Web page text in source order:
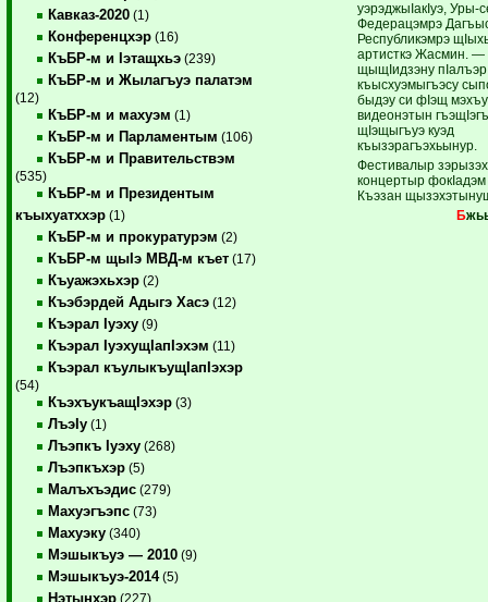
Кавказ-2020 (1)
Конференцхэр (16)
КъБР-м и Iэтащхьэ (239)
КъБР-м и Жылагъуэ палатэм
(12)
КъБР-м и махуэм (1)
КъБР-м и Парламентым (106)
КъБР-м и Правительствэм
(535)
КъБР-м и Президентым
къыхуатххэр (1)
КъБР-м и прокуратурэм (2)
КъБР-м щыIэ МВД-м къет (17)
Къуажэхьхэр (2)
Къэбэрдей Адыгэ Хасэ (12)
Къэрал Iуэху (9)
Къэрал IуэхущIапIэхэм (11)
Къэрал къулыкъущIапIэхэр
(54)
КъэхъукъащIэхэр (3)
ЛъэIу (1)
Лъэпкъ Iуэху (268)
Лъэпкъхэр (5)
Малъхъэдис (279)
Махуэгъэпс (73)
Махуэку (340)
Мэшыкъуэ — 2010 (9)
Мэшыкъуэ-2014(5)
Нэтынхэр (227)
уэрэджыIакIуэ, Уры-
Федерацэмрэ
Республикэмрэ
артисткэ Жасмин. —
щыщIидзэну пIалъэр
къысхуэмыгъэсу
быдэу си фIэщ
видеонэтын
щIэщыгъуэ куэд
къызэрагъэхьынур.
Фестивалыр
концертыр
Къэзан
Б